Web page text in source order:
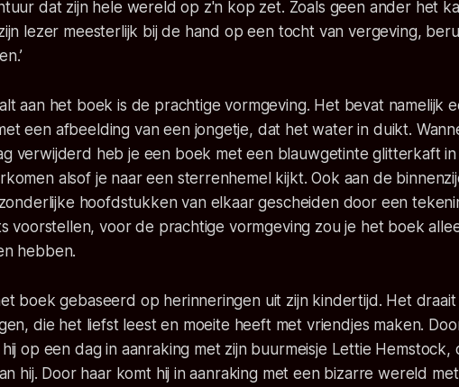
dat zijn hele wereld op z'n kop zet. Zoals geen ander het
lezer meesterlijk bij de hand op een tocht van vergeving,
aan het boek is de prachtige vormgeving. Het bevat namelijk
een afbeelding van een jongetje, dat het water in duikt.
verwijderd heb je een boek met een blauwgetinte glitterkaft in
alsof je naar een sterrenhemel kijkt. Ook aan de
hoofdstukken van elkaar gescheiden door een
voorstellen, voor de prachtige vormgeving zou je het boek
hebben.
boek gebaseerd op herinneringen uit zijn kindertijd. Het draait
die het liefst leest en moeite heeft met vriendjes maken.
op een dag in aanraking met zijn buurmeisje Lettie Hemstock,
hij. Door haar komt hij in aanraking met een bizarre wereld met